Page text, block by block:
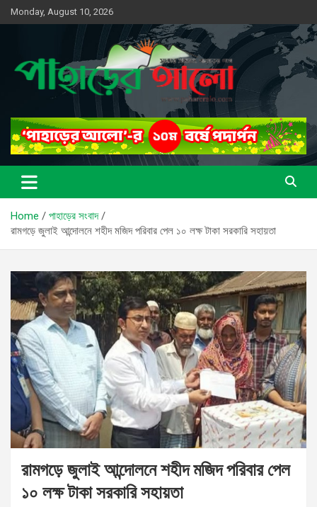
Skip
to
Monday, August 10, 2026
পাহাড়ের আলো
সত্যের সন্ধানে, পাহাড়ের পথে
Home
পাহাড়ের সংবাদ
রামগড়ে জুলাই আন্দোলনে শহীদ মজিদ পরিবার পেল ১০ লক্ষ টাকা সরকারি সহায়তা
রামগড়ে জুলাই আন্দোলনে শহীদ মজিদ পরিবার পেল
১০ লক্ষ টাকা সরকারি সহায়তা